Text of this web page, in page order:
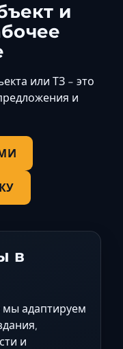
и
или ТЗ - это
и
в
мы адаптируем
и